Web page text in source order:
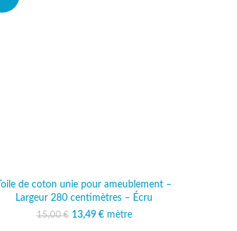
Toile de coton unie pour ameublement –
Largeur 280 centimètres – Écru
15,00€
Le prix initial était :
13,49 € Le prix actuel est :
mètre